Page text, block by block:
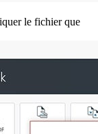
le fichier que